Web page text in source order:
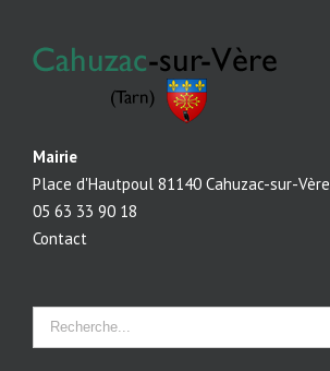
Mairie
Place d'Hautpoul 81140 Cahuzac-sur-Vère
05 63 33 90 18
Contact